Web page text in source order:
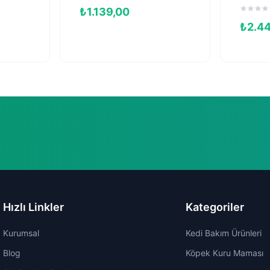
₺1.139,00
₺
Hızlı Linkler
Kurumsal
Blog
Kategoriler
Kedi Bakım Ürünleri
Köpek Kuru Maması